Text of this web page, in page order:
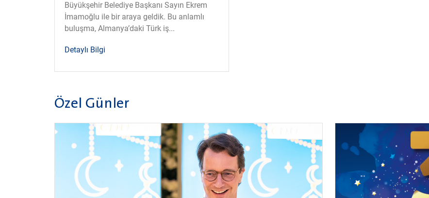
Büyükşehir Belediye Başkanı Sayın Ekrem
İmamoğlu ile bir araya geldik. Bu anlamlı
buluşma, Almanya’daki Türk iş
Detaylı Bilgi
Özel Günler